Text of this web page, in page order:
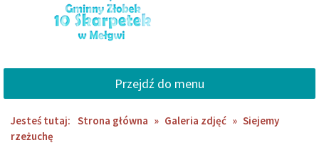
Przejdź do menu
Jesteś tutaj: Strona główna » Galeria zdjęć » Siejemy
rzeżuchę